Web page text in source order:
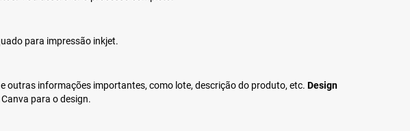
para impressão inkjet.
outras informações importantes, como lote, descrição do produto, etc. Design
para o design.